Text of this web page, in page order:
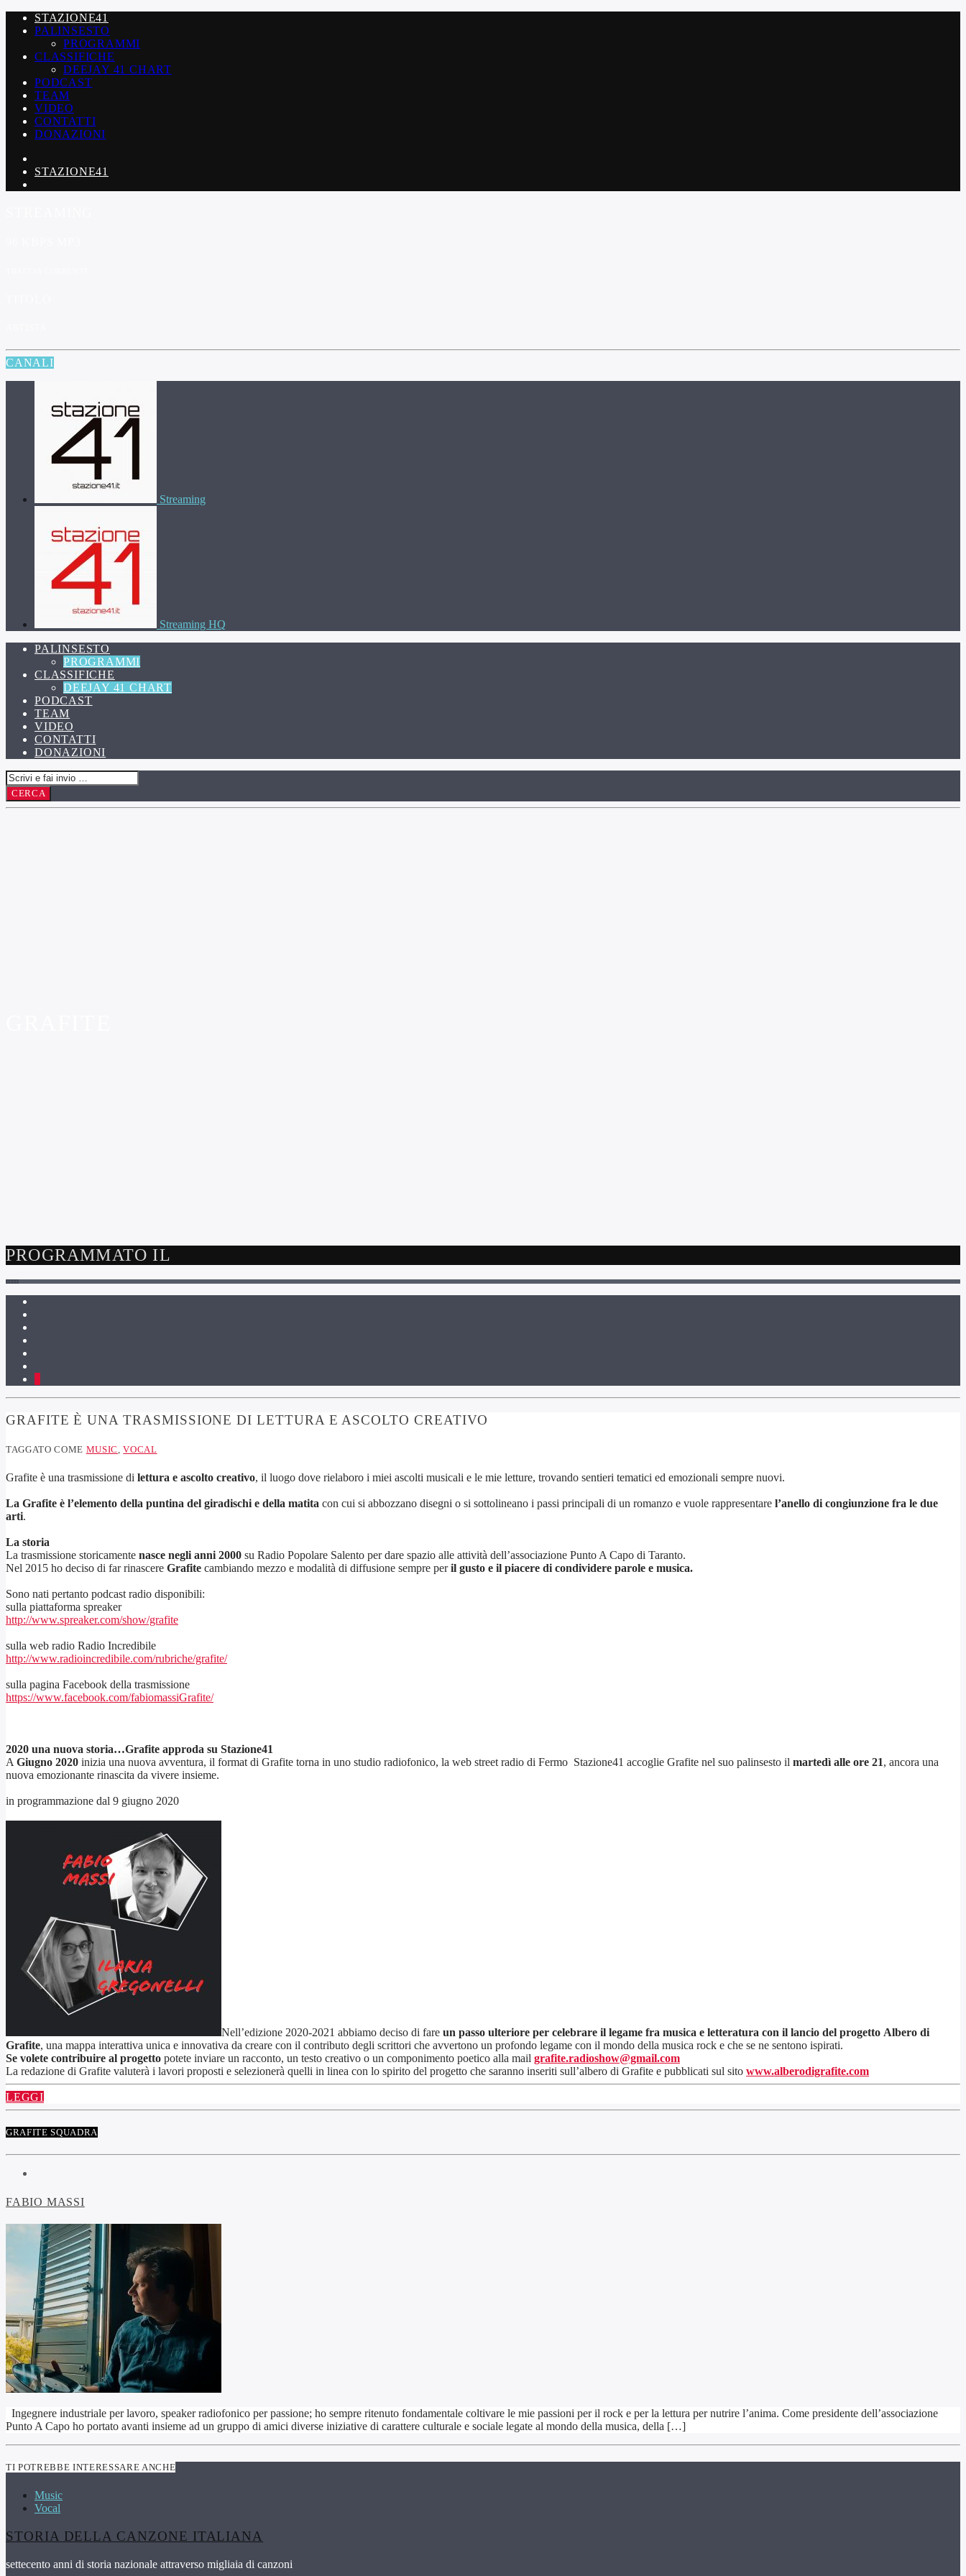
STAZIONE41
PALINSESTO
PROGRAMMI
CLASSIFICHE
DEEJAY 41 CHART
PODCAST
TEAM
VIDEO
CONTATTI
DONAZIONI
STAZIONE41
CANALI
Streaming
Streaming HQ
PALINSESTO
PROGRAMMI
CLASSIFICHE
DEEJAY 41 CHART
PODCAST
TEAM
VIDEO
CONTATTI
DONAZIONI
PROGRAMMATO IL
GRAFITE È UNA TRASMISSIONE DI LETTURA E ASCOLTO CREATIVO
TAGGATO COME MUSIC ,VOCAL
Grafite è una trasmissione di lettura e ascolto creativo, il luogo dove rielaboro i miei ascolti musicali e le mie letture, trovando sentieri tematici ed emozionali sempre nuovi.
La Grafite è l’elemento della puntina del giradischi e della matita con cui si abbozzano disegni o si sottolineano i passi principali di un romanzo e vuole rappresentare l’anello di congiunzione fra le due
arti.
La storia
La trasmissione storicamente nasce negli anni 2000 su Radio Popolare Salento per dare spazio alle attività dell’associazione Punto A Capo di Taranto.
Nel 2015 ho deciso di far rinascere Grafite cambiando mezzo e modalità di diffusione sempre peril gusto e il piacere di condividere parole e musica.
Sono nati pertanto podcast radio disponibili:
sulla piattaforma spreaker
http://www.spreaker.com/show/grafite
sulla web radio Radio Incredibile
http://www.radioincredibile.com/rubriche/grafite/
sulla pagina Facebook della trasmissione
https://www.facebook.com/fabiomassiGrafite/
2020 una nuova storia…Grafite approda su Stazione41
A Giugno 2020 inizia una nuova avventura, il format di Grafite torna in uno studio radiofonico, la web street radio di Fermo Stazione41 accoglie Grafite nel suo palinsesto il martedì alle ore 21, ancora una
nuova emozionante rinascita da vivere insieme.
in programmazione dal 9 giugno 2020
Nell’edizione 2020-2021 abbiamo deciso di fare un passo ulteriore per celebrare il legame fra musica e letteratura con il lancio del progetto Albero di
Grafite, una mappa interattiva unica e innovativa da creare con il contributo degli scrittori che avvertono un profondo legame con il mondo della musica rock e che se ne sentono ispirati.
Se volete contribuire al progetto potete inviare un racconto, un testo creativo o un componimento poetico alla mail grafite.radioshow@gmail.com
La redazione di Grafite valuterà i lavori proposti e selezionerà quelli in linea con lo spirito del progetto che saranno inseriti sull’albero di Grafite e pubblicati sul sito www.alberodigrafite.com
LEGGI
GRAFITE SQUADRA
FABIO MASSI
Ingegnere industriale per lavoro, speaker radiofonico per passione; ho sempre ritenuto fondamentale coltivare le mie passioni per il rock e per la lettura per nutrire l’anima. Come presidente dell’associazione
Punto A Capo ho portato avanti insieme ad un gruppo di amici diverse iniziative di carattere culturale e sociale legate al mondo della musica, della […]
TI POTREBBE INTERESSARE ANCHE
Music
Vocal
STORIA DELLA CANZONE ITALIANA
settecento anni di storia nazionale attraverso migliaia di canzoni